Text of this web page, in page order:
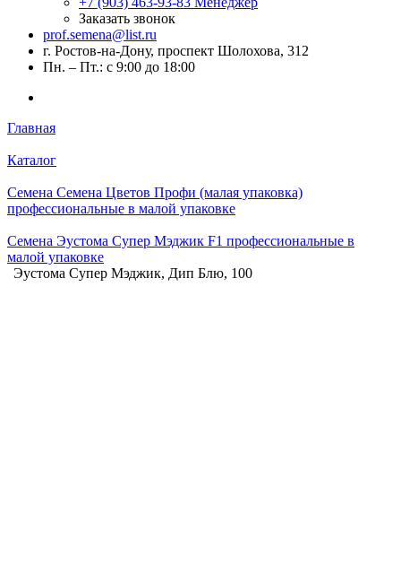
Заказать звонок
prof.semena@list.ru
г. Ростов-на-Дону, проспект Шолохова, 312
Пн. – Пт.: с 9:00 до 18:00
Главная
Каталог
Семена Семена Цветов Профи (малая упаковка)
профессиональные в малой упаковке
Семена Эустома Супер Мэджик F1 профессиональные в
малой упаковке
Эустома Супер Мэджик, Дип Блю, 100